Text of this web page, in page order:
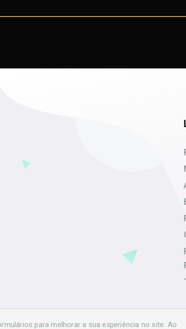
para melhorar a sua experiência no site. Ao